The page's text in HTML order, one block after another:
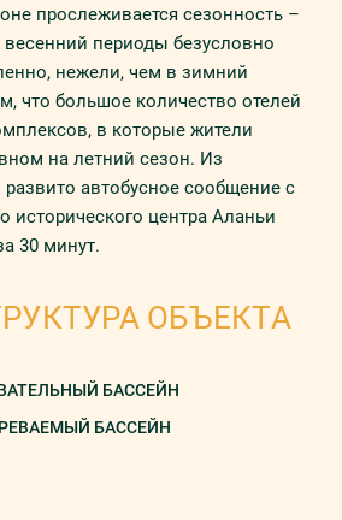
прослеживается сезонность –
весенний периоды безусловно
нежели, чем в зимний
что большое количество отелей
в которые жители
на летний сезон. Из
автобусное сообщение с
исторического центра Аланьи
30 минут.
ОБЪЕКТА
БАССЕЙН
БАССЕЙН